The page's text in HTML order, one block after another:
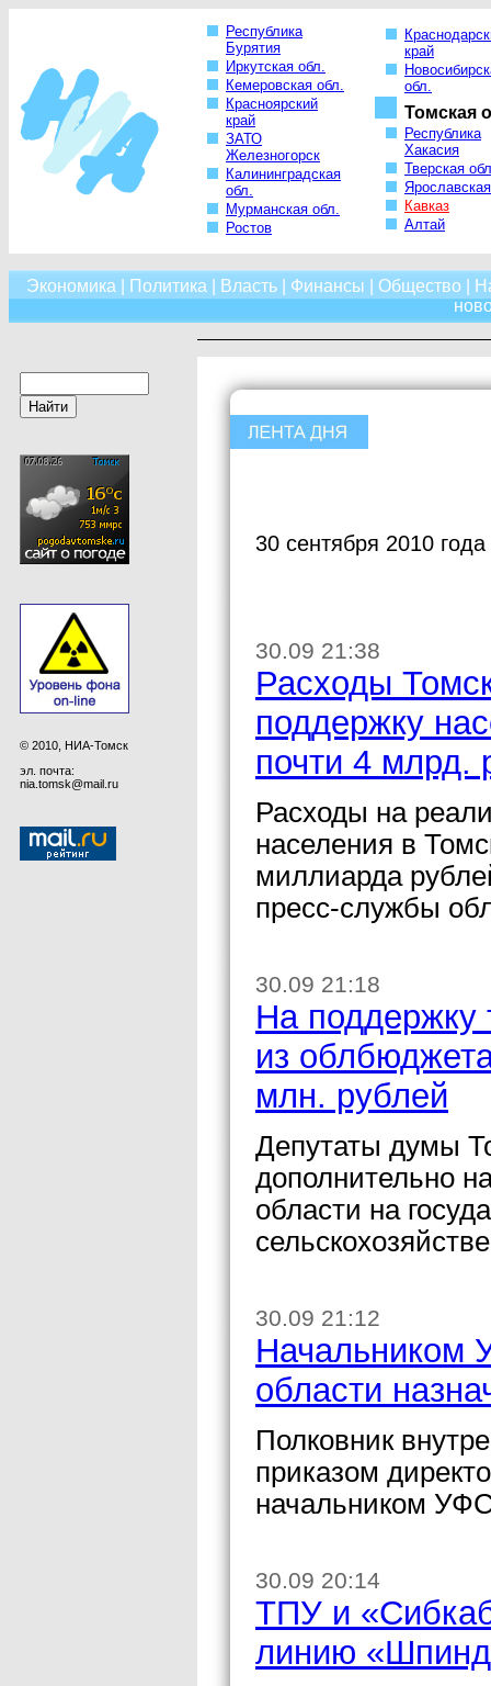
Республика
Бурятия
Иркутская обл.
Кемеровская обл.
Красноярский
край
ЗАТО
Железногорск
Калининградская
обл.
Мурманская обл.
Ростов
край
обл.
Томская
Республика
Хакасия
Тверская
Кавказ
Алтай
Экономика Политика Власть| Финансы Общество
© 2010, НИА-Томск
эл. почта:
nia.tomsk@mail.ru
30 сентября 2010 года
30.09 21:38
Расходы
поддержку
почти 4 млрд.
Расходы на
населения в
миллиарда
пресс-службы
30.09 21:18
На поддержку
из
млн. рублей
Депутаты думы
дополнительно
области на
30.09 21:12
Начальником
области
Полковник
приказом
начальником
30.09 20:14
ТПУ и
линию